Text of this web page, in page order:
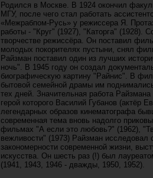
Родился в Москве. В 1924 окончил
МГУ, после чего стал работать
«Межрабпом-Русь» у режиссера Я.
работы - "Круг" (1927), "Каторга" (1928).
творчестве режиссёра. Он поставил
молодых покорителях пустыни, снял
Райзман поставил один из лучших
ночь". В 1945 году он создал
биографическую картину "Райнис". В
бытовой семейной драмы им
тех дней. Значительная работа
герой которого Василий Губанов (актёр
легендарных образов кинематографа
современная тема вновь надолго
фильмах "А если это любовь?" (1962),
вежливости" (1973) Райзман исследовал
закономерности современной жизни,
искусства. Он шесть раз (!) был
(1941, 1943, 1946 - дважды, 1950, 1952).